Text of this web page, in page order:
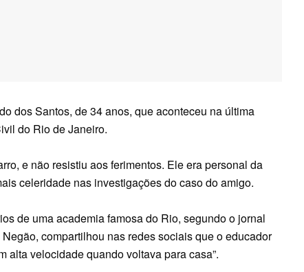
dos Santos, de 34 anos, que aconteceu na última
do Rio de Janeiro.
e não resistiu aos ferimentos. Ele era personal da
celeridade nas investigações do caso do amigo.
de uma academia famosa do Rio, segundo o jornal
compartilhou nas redes sociais que o educador
alta velocidade quando voltava para casa”.